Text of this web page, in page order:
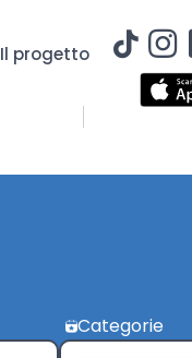
Il progetto
Categorie